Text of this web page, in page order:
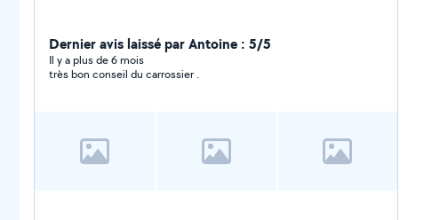
Dernier avis laissé par Antoine : 5/5
Il y a plus de 6 mois
très bon conseil du carrossier .